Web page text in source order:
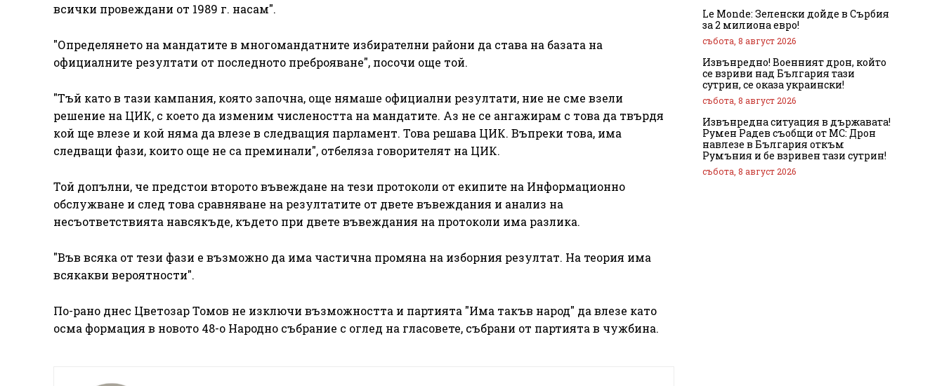
всички провеждани от 1989 г. насам".
"Определянето на мандатите в многомандатните избирателни райони да става на базата на
официалните резултати от последното преброяване", посочи още той.
"Тъй като в тази кампания, която започна, още нямаше официални резултати, ние не сме взели
решение на ЦИК, с което да изменим числеността на мандатите. Аз не се ангажирам с това да твърдя
кой ще влезе и кой няма да влезе в следващия парламент. Това решава ЦИК. Въпреки това, има
следващи фази, които още не са преминали", отбеляза говорителят на ЦИК.
Той допълни, че предстои второто въвеждане на тези протоколи от екипите на Информационно
обслужване и след това сравняване на резултатите от двете въвеждания и анализ на
несъответствията навсякъде, където при двете въвеждания на протоколи има разлика.
"Във всяка от тези фази е възможно да има частична промяна на изборния резултат. На теория има
всякакви вероятности".
По-рано днес Цветозар Томов не изключи възможността и партията "Има такъв народ" да влезе като
осма формация в новото 48-о Народно събрание с оглед на гласовете, събрани от партията в чужбина.
Le Monde: Зеленски дойде в Сърбия
за 2 милиона евро!
събота, 8 август 2026
Извънредно! Военният дрон, който
се взриви над България тази
сутрин, се оказа украински!
събота, 8 август 2026
Извънредна ситуация в държавата!
Румен Радев съобщи от МС: Дрон
навлезе в България откъм
Румъния и бе взривен тази сутрин!
събота, 8 август 2026